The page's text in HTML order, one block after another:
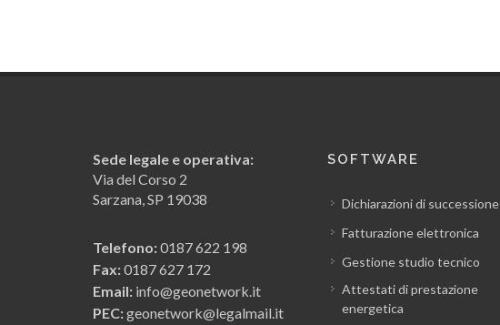
Sede legale e operativa:
Via del Corso 2
Sarzana, SP 19038
Telefono:0187 622 198
Fax:0187 627 172
Email: info@geonetwork.it
PEC:geonetwork@legalmail.it
SOFTWARE
Dichiarazioni di successione
Fatturazione elettronica
Gestione studio tecnico
Attestati di prestazione
energetica